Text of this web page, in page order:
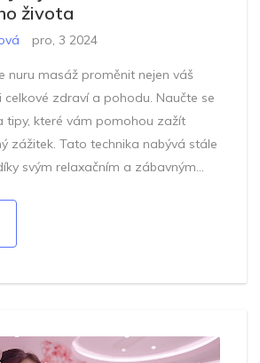
života
pro, 3 2024
nuru masáž proměnit nejen váš
celkové zdraví a pohodu. Naučte se
tipy, které vám pomohou zažít
zážitek. Tato technika nabývá stále
svým relaxačním a zábavným
do svého každodenního života.